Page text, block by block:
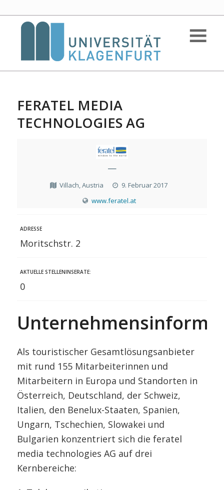
FERATEL MEDIA
TECHNOLOGIES AG
—
Villach, Austria
9. Februar 2017
www.feratel.at
ADRESSE
Moritschstr. 2
AKTUELLE STELLENINSERATE:
0
Als touristischer Gesamtlösungsanbieter
mit rund 155 Mitarbeiterinnen und
Mitarbeitern in Europa und Standorten in
Österreich, Deutschland, der Schweiz,
Italien, den Benelux-Staaten, Spanien,
Ungarn, Tschechien, Slowakei und
Bulgarien konzentriert sich die feratel
media technologies AG auf drei
Kernbereiche: